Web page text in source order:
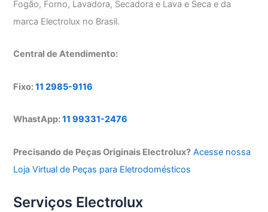
Fogão, Forno, Lavadora, Secadora e Lava e Seca e da
marca Electrolux no Brasil.
Central de Atendimento:
Fixo:11 2985-9116
WhastApp:11 99331-2476
Precisando de Peças Originais Electrolux? Acesse nossa
Loja Virtual de Peças para Eletrodomésticos
Serviços Electrolux